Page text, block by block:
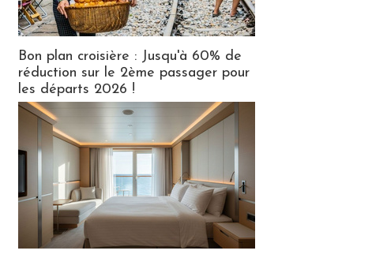
Bon plan croisière : Jusqu'à 60% de
réduction sur le 2ème passager pour
les départs 2026 !